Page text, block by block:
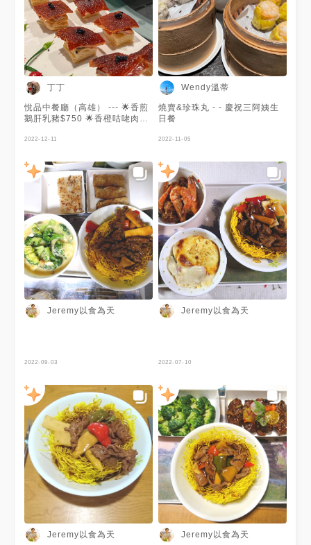
丁丁
悅品中餐廳（高雄） --- 🌟香煎
鵝肝乳豬$750 🌟香橙咕咾肉
臘味蘿蔔糕$70 🌟針孔蝦餃皇
仁蒸燒賣$118⭐️酥炸馬蹄條$88
⭐️金銀炸兩腸粉$138 （憑印象
打出的菜單，有錯誤…請忽略？
悅品中餐廳，適合家庭、同事、
朋友的聚餐，平日也是滿滿聚餐
人潮 記得先預訂呦！ #香煎鵝
肝乳豬 鵝肝味不明顯，不會過
度搶戲，脆皮乳豬真的是咔滋咔
滋，超脆口😍不過我們吃的時候
好像已經沒有熱熱的感覺了 #香
橙咕咾肉 是我最喜歡的一道，
甜甜香橙味包覆整個咕咾肉，而
且真的有水果呦❤️是一道非常開
胃的料理，讓人一口接一口 #福
皇 #蟹籽燒賣皇 #蝦仁蒸燒賣 各
鮮好吃 雖然小點我還是更比較
喜歡名人坊的，但這些都已經是
中上水平，只是燒賣有些東倒西
歪🤣 #金銀炸兩腸粉 表皮Q彈，
油條酥脆，記得趁熱吃呦❤️ #酥
炸馬蹄條 餐後來點小點結束這
回合 這次是跟朋友聚餐才能一
起點到這麼多道菜，而且一個人
吃下來才幾百塊！超俗的啦 是
個可貴可便宜的餐廳，不管價位
吃起來都是非常盡興的呦:.ﾟヽ(*
´∀`)ヽﾉﾟ.:｡ 餐廳有一些預訂料
理，可先上網看菜單提早預訂❤️
﹌﹌﹌﹌﹌﹌﹌﹌﹌﹌﹌﹌﹌﹌
﹌ ☎️：07 536 2999 📍：高雄
2022-12-11
Wendy溫蒂
燒賣&珍珠丸 - - 慶祝三阿姨生
日餐
2022-11-05
Jeremy以食為天
2022-09-03
Jeremy以食為天
2022-07-10
Jeremy以食為天 Jeremy以食為天